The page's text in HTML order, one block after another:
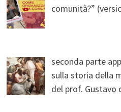
comunità?”
seconda parte
sulla storia della
del prof. Gustavo